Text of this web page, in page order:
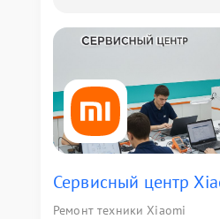
Сервисный центр
Ремонт техники Xiaomi